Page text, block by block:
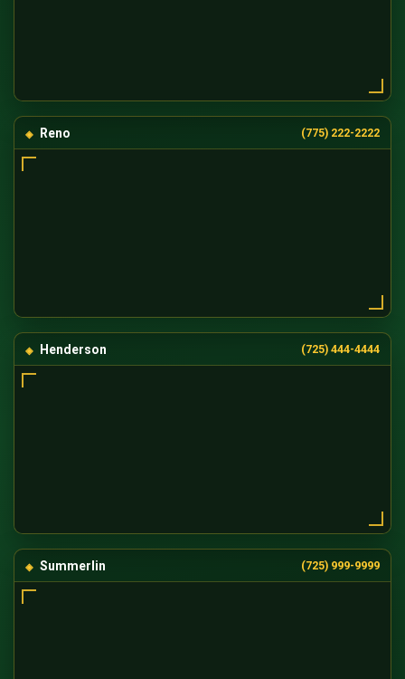
Reno (775) 222-2222
Henderson (725) 444-4444
Summerlin (725) 999-9999